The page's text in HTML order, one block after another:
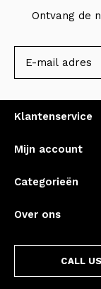
Ontvang de
Klantenservice
Mijn account
Categorieën
Over ons
CALL US